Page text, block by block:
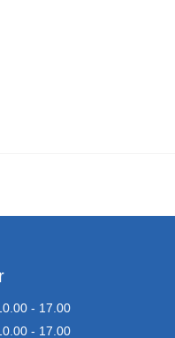
- 17.00
- 17.00